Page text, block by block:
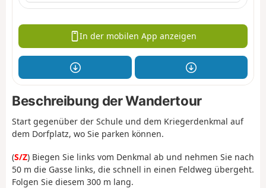
In der mobilen App anzeigen
Beschreibung der Wandertour
Start gegenüber der Schule und dem Kriegerdenkmal auf
dem Dorfplatz, wo Sie parken können.
(S/Z) Biegen Sie links vom Denkmal ab und nehmen Sie nach
50 m die Gasse links, die schnell in einen Feldweg übergeht.
Folgen Sie diesem 300 m lang.